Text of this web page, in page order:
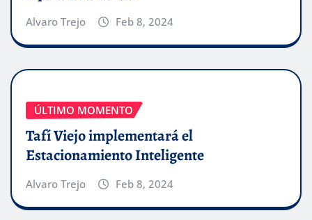
Alvaro Trejo Feb 8, 2024
ÚLTIMO MOMENTO
Tafí Viejo implementará el
Estacionamiento Inteligente
Alvaro Trejo Feb 8, 2024